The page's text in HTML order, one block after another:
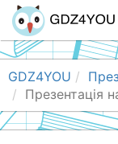
GDZ4YOU
Презентація